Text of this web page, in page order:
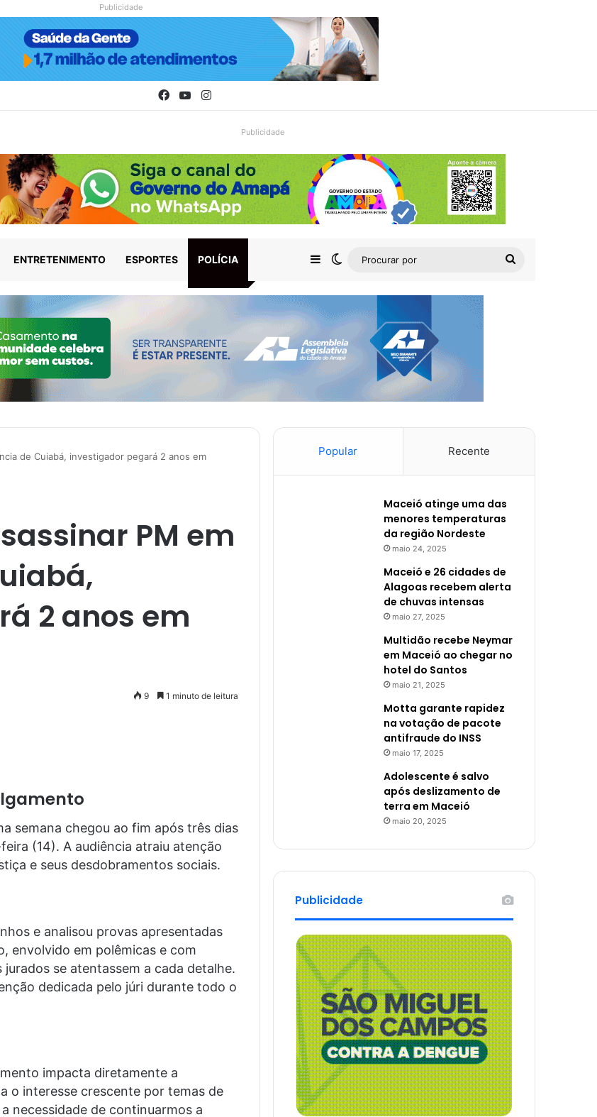
Publicidade
Facebook
YouTubeInstagram
Publicidade
ENTRETENIMENTO ESPORTES POLÍCIA Barra Lateral
Switch skin
Procurar
de Cuiabá, investigador pegará 2 anos em
PM em
2 anos em
9 1 minuto de leitura
semana chegou ao fim após três dias
(14). A audiência atraiu atenção
e seus desdobramentos sociais.
e analisou provas apresentadas
envolvido em polêmicas e com
se atentassem a cada detalhe.
dedicada pelo júri durante todo o
impacta diretamente a
o interesse crescente por temas de
necessidade de continuarmos a
Popular Recente
Maceió atinge uma das
menores temperaturas
da região Nordeste
maio 24, 2025
Maceió e 26 cidades de
Alagoas recebem alerta
de chuvas intensas
maio 27, 2025
Multidão recebe Neymar
em Maceió ao chegar no
hotel do Santos
maio 21, 2025
Motta garante rapidez
na votação de pacote
antifraude do INSS
maio 17, 2025
Adolescente é salvo
após deslizamento de
terra em Maceió
maio 20, 2025
Publicidade